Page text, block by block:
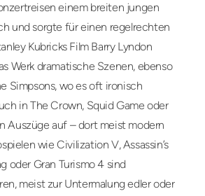
einem breiten jungen
und sorgte für einen regelrechten
Kubricks Film Barry Lyndon
Werk dramatische Szenen, ebenso
Simpsons, wo es oft ironisch
in The Crown, Squid Game oder
Auszüge auf – dort meist modern
wie Civilization V, Assassin’s
oder Gran Turismo 4 sind
meist zur Untermalung edler oder